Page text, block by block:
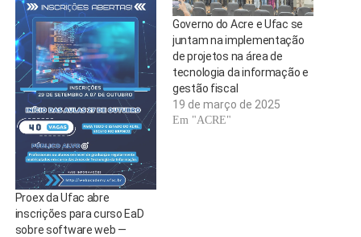
Proex da Ufac abre
inscrições para curso EaD
sobre software web —
Governo do Acre e Ufac se
juntam na implementação
de projetos na área de
tecnologia da informação e
gestão fiscal
19 de março de 2025
Em "ACRE"